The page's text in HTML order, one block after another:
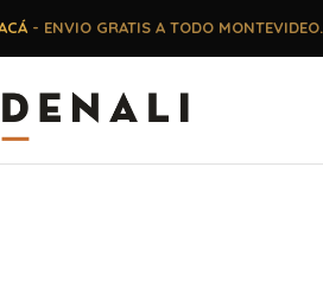
- ENVIO GRATIS A TODO MONTEVIDEO.